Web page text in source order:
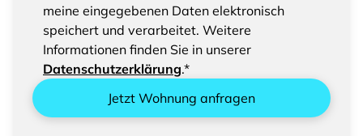
eingegebenen Daten
meine eingegebenen Daten elektronisch
speichert und verarbeitet. Weitere
Informationen finden Sie in unserer
Datenschutzerklärung.*
Jetzt Wohnung anfragen